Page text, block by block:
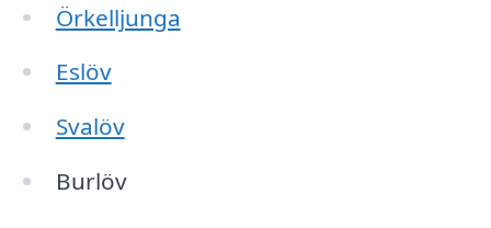
Örkelljunga
Eslöv
Svalöv
Burlöv